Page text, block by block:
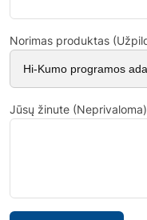
Norimas produktas
Jūsų žinute (Neprivaloma)